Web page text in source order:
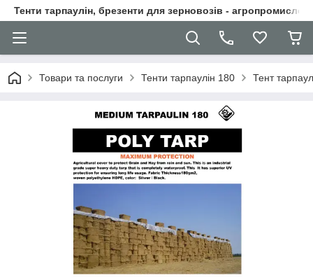
Тенти тарпаулін, брезенти для зерновозів -
Товари та послуги Тенти тарпаулін 180 Тент